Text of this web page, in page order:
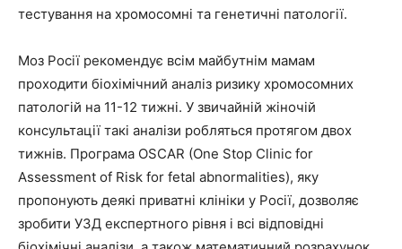
тестування на хромосомні та генетичні патології.
Моз Росії рекомендує всім майбутнім мамам
проходити біохімічний аналіз ризику хромосомних
патологій на 11-12 тижні. У звичайній жіночій
консультації такі аналізи робляться протягом двох
тижнів. Програма OSCAR (One Stop Clinic for
Assessment of Risk for fetal abnormalities), яку
пропонують деякі приватні клініки у Росії, дозволяє
зробити УЗД експертного рівня і всі відповідні